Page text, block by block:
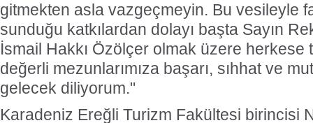
gitmekten asla vazgeçmeyin. Bu vesileyle
sunduğu katkılardan dolayı başta Sayın
İsmail Hakkı Özölçer olmak üzere herkese
değerli mezunlarımıza başarı, sıhhat ve
gelecek diliyorum."
Karadeniz Ereğli Turizm Fakültesi birincisi